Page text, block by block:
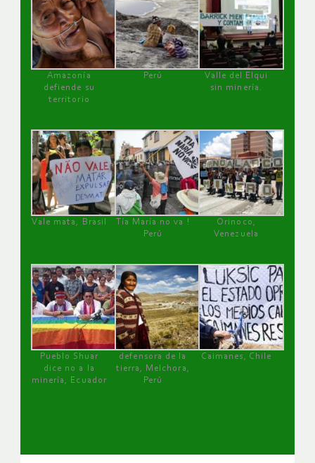
Amazonía
defiende su
territorio
Perú
Valle del Elqui
sin minería.
Vale mata, Brasil
Tía María no va !
Perú
Orinoco,
Venezuela
Pueblo Shuar
dice no a la
minería, Ecuador
defensora de la
tierra, Melchora,
Perú
Caimanes, Chile